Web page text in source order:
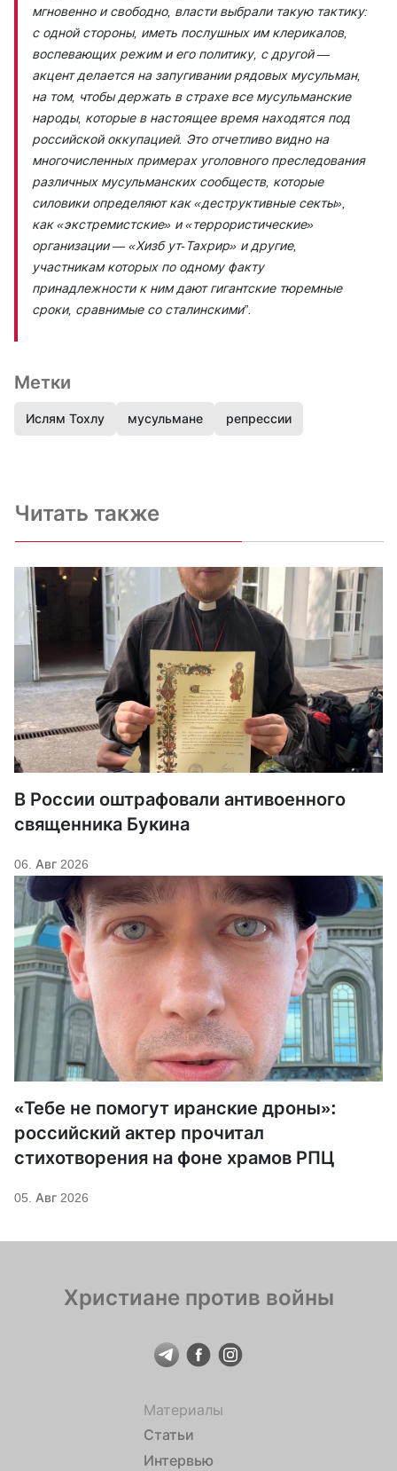
мгновенно и свободно, власти выбрали такую тактику:
с одной стороны, иметь послушных им клерикалов,
воспевающих режим и его политику, с другой —
акцент делается на запугивании рядовых мусульман,
на том, чтобы держать в страхе все мусульманские
народы, которые в настоящее время находятся под
российской оккупацией. Это отчетливо видно на
многочисленных примерах уголовного преследования
различных мусульманских сообществ, которые
силовики определяют как «деструктивные секты»,
как «экстремистские» и «террористические»
организации — «Хизб ут-Тахрир» и другие,
участникам которых по одному факту
принадлежности к ним дают гигантские тюремные
сроки, сравнимые со сталинскими”.
Метки
Ислям Тохлу мусульмане репрессии
Читать также
В России оштрафовали антивоенного
священника Букина
06. Авг 2026
«Тебе не помогут иранские дроны»:
российский актер прочитал
стихотворения на фоне храмов РПЦ
05. Авг 2026
Христиане против войны
Материалы
Статьи
Интервью